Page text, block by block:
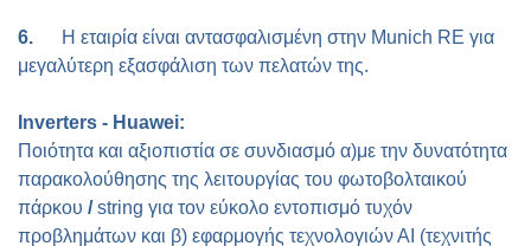
6. Η εταιρία είναι αντασφαλισμένη στην Munich RE για
μεγαλύτερη εξασφάλιση των πελατών της.
Ιnverters - Huawei:
Ποιότητα και αξιοπιστία σε συνδιασμό α)με την δυνατότητα
παρακολούθησης της λειτουργίας του φωτοβολταικού
πάρκου /string για τον εύκολο εντοπισμό τυχόν
προβλημάτων και β) εφαρμογής τεχνολογιών ΑΙ (τεχνιτής